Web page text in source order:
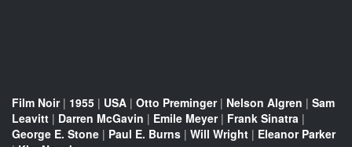
Film Noir| 1955 | USA | Otto Preminger | Nelson Algren | Sam
Leavitt | Darren McGavin | Emile Meyer| Frank Sinatra |
George E. Stone | Paul E. Burns | Will Wright | Eleanor Parker